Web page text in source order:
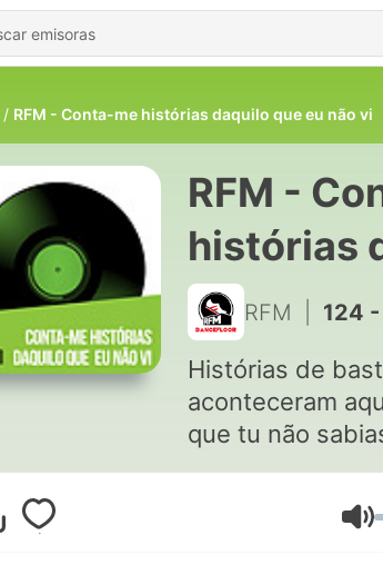
RFM - Conta-me histórias daquilo que eu não vi
RFM -
histórias
que eu
RFM 124 - Conta-me Histórias
Histórias de
aconteceram
que tu não